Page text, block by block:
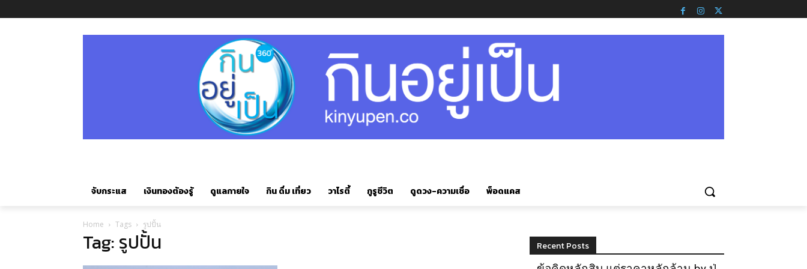
จับกระแส เงินทองต้องรู้ ดูแลกายใจ กิน ดื่ม เที่ยว วาไรตี้ กูรูชีวิต ดูดวง-ความเชื่อ พ็อดแคส
Home Tags รูปปั้น
Tag: รูปปั้น Recent Posts